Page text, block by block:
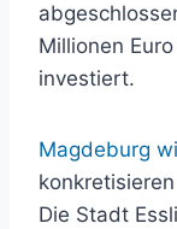
Millionen
investiert.
Magdeburg
Die Stadt